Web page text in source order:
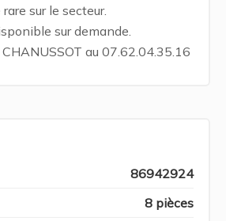
sur le secteur.
sur demande.
au 07.62.04.35.16
86942924
8 pièces